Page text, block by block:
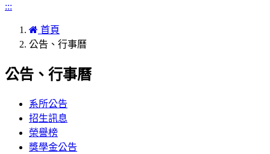
:::
首頁
公告、行事曆
公告、行事曆
系所公告
招生訊息
榮譽榜
獎學金公告